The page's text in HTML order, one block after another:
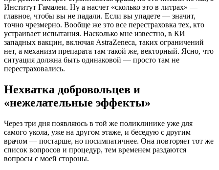
Институт Гамалеи. Ну а насчет «сколько это в литрах» —
главное, чтобы вы не падали. Если вы упадете — значит,
точно чрезмерно. Вообще же это все перестраховка тех, кто
устраивает испытания. Насколько мне известно, в КИ
западных вакцин, включая AstraZeneca, таких ограничений
нет, а механизм препарата там такой же, векторный. Ясно, что
ситуация должна быть одинаковой — просто там не
перестраховались.
Нехватка добровольцев и
«нежелательные эффекты»
Через три дня появляюсь в той же поликлинике уже для
самого укола, уже на другом этаже, и беседую с другим
врачом — постарше, но посимпатичнее. Она повторяет тот же
список вопросов и процедур, тем временем раздаются
вопросы с моей стороны.